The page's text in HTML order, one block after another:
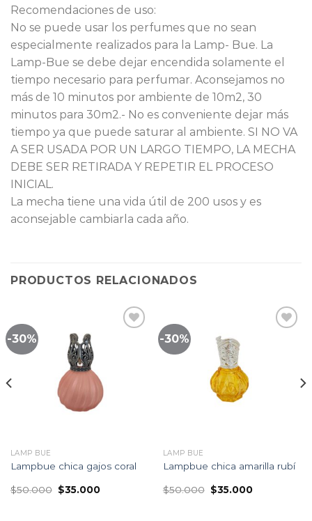
Recomendaciones de uso:
No se puede usar los perfumes que no sean
especialmente realizados para la Lamp- Bue. La
Lamp-Bue se debe dejar encendida solamente el
tiempo necesario para perfumar. Aconsejamos no
más de 10 minutos por ambiente de 10m2, 30
minutos para 30m2.- No es conveniente dejar más
tiempo ya que puede saturar al ambiente. SI NO VA
A SER USADA POR UN LARGO TIEMPO, LA MECHA
DEBE SER RETIRADA Y REPETIR EL PROCESO
INICIAL.
La mecha tiene una vida útil de 200 usos y es
aconsejable cambiarla cada año.
PRODUCTOS RELACIONADOS
-30%
seguimiento
LAMP BUE
Lampbue chica gajos coral
$50.000 El
precio
$35.000El
-30%
seguimiento
LAMP BUE
Lampbue chica amarilla rubí
$50.000 El
precio
$35.000El